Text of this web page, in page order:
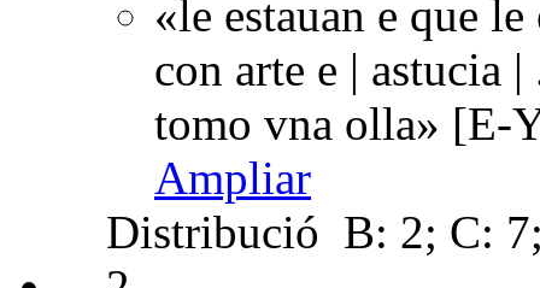
«le estauan e que
con arte e | astucia
tomo vna olla» [E-
Ampliar
Distribució B: 2; C: